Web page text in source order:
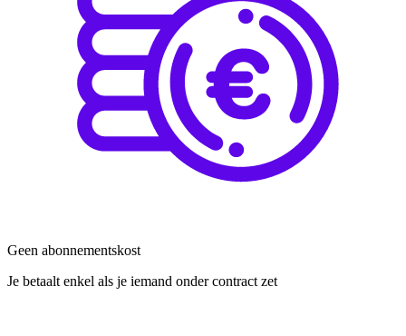
Geen abonnementskost
Je betaalt enkel als je iemand onder contract zet